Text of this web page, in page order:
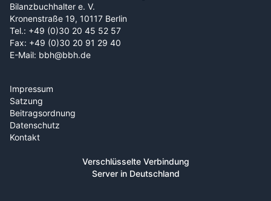
Bilanzbuchhalter e. V.
Kronenstraße 19, 10117 Berlin
Tel.: +49 (0)30 20 45 52 57
Fax: +49 (0)30 20 91 29 40
E-Mail: bbh@bbh.de
Impressum
Satzung
Beitragsordnung
Datenschutz
Kontakt
Verschlüsselte Verbindung
Server in Deutschland